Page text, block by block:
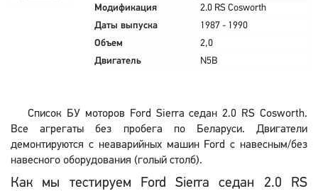
Модификация
2.0 RS Cosworth
Даты выпуска
1987 - 1990
Объем
2,0
Двигатель
N5B
Список БУ моторов Ford Sierra седан 2.0 RS Cosworth.
Все агрегаты без пробега по Беларуси. Двигатели
демонтируются с неаварийных машин Ford с навесным/без
навесного оборудования (голый столб).
Как мы тестируем Ford Sierra седан 2.0 RS